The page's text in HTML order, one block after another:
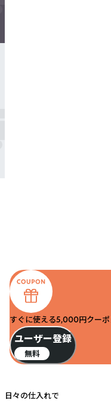
すぐに使える5,000円クーポ
ユーザー登録
無料
日々の仕入れで